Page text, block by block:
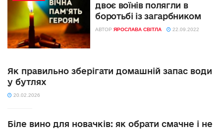
двоє воїнів полягли в
боротьбі із загарбником
АВТОР ЯРОСЛАВА СВІТЛА 22.09.2022
Як правильно зберігати домашній запас води
у бутлях
20.02.2026
Біле вино для новачків: як обрати смачне і не